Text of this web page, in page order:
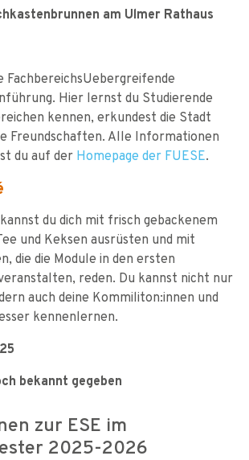
am Ulmer Rathaus
FachbereichsUebergreifende
Hier lernst du Studierende
kennen, erkundest die Stadt
Freundschaften. Alle Informationen
du auf der Homepage der FUESE.
du dich mit frisch gebackenem
und Keksen ausrüsten und mit
die die Module in den ersten
reden. Du kannst nicht nur
auch deine Kommiliton:innen und
kennenlernen.
bekannt gegeben
zur ESE im
2025-2026